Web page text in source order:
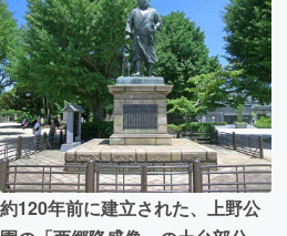
テクノロジー・ガジェット
映像・映画
ビジネス・起業
まちづくり・地域活性化
約120年前に建立された、上野公